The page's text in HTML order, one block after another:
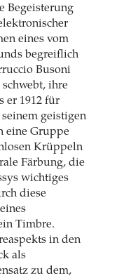
Begeisterung
eines vom
begreiflich
Busoni
ihre
er 1912 für
geistigen
eine Gruppe
Krüppeln
Färbung, die
wichtiges
diese
Timbre.
in den
als
zu dem,